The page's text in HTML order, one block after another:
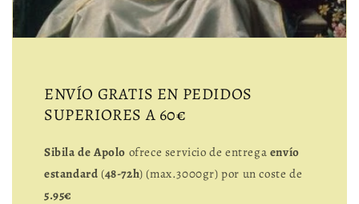
ENVÍO GRATIS EN PEDIDOS
SUPERIORES A 60€
Sibila de Apolo ofrece servicio de entrega envío
estandard (48-72h) (max.3000gr) por un coste de
5.95€